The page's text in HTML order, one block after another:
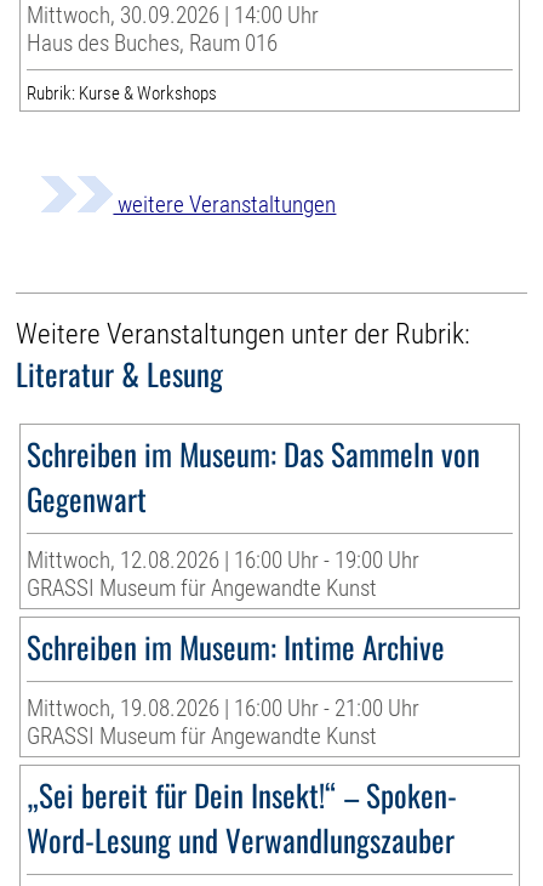
Mittwoch, 30.09.2026 | 14:00 Uhr
Haus des Buches, Raum 016
Rubrik: Kurse & Workshops
weitere Veranstaltungen
Weitere Veranstaltungen unter der Rubrik:
Literatur & Lesung
Schreiben im Museum: Das Sammeln von
Gegenwart
Mittwoch, 12.08.2026 | 16:00 Uhr - 19:00 Uhr
GRASSI Museum für Angewandte Kunst
Schreiben im Museum: Intime Archive
Mittwoch, 19.08.2026 | 16:00 Uhr - 21:00 Uhr
GRASSI Museum für Angewandte Kunst
„Sei bereit für Dein Insekt!“ – Spoken-
Word-Lesung und Verwandlungszauber